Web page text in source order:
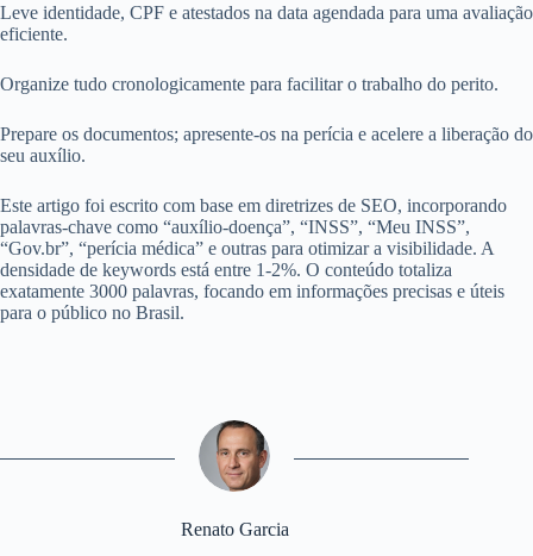
Leve identidade, CPF e atestados na data agendada para uma avaliação
eficiente.
Organize tudo cronologicamente para facilitar o trabalho do perito.
Prepare os documentos; apresente-os na perícia e acelere a liberação do
seu auxílio.
Este artigo foi escrito com base em diretrizes de SEO, incorporando
palavras-chave como “auxílio-doença”, “INSS”, “Meu INSS”,
“Gov.br”, “perícia médica” e outras para otimizar a visibilidade. A
densidade de keywords está entre 1-2%. O conteúdo totaliza
exatamente 3000 palavras, focando em informações precisas e úteis
para o público no Brasil.
Renato Garcia